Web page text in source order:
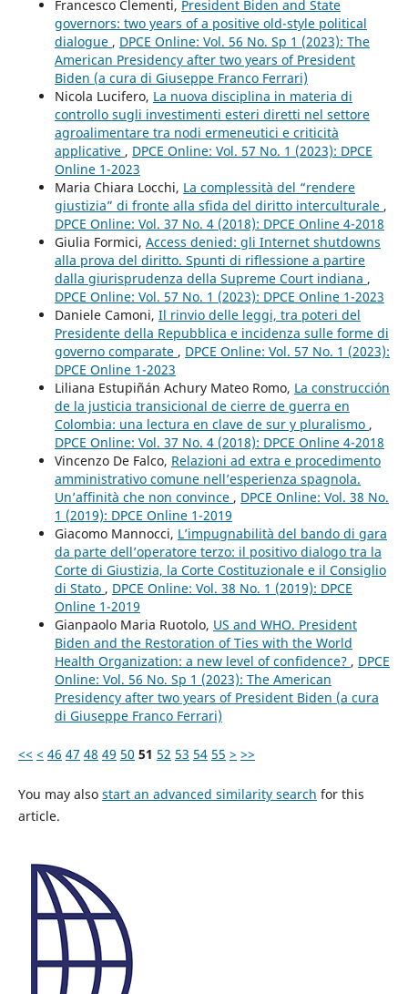
Francesco Clementi, President Biden and State
governors: two years of a positive old-style political
dialogue , DPCE Online: Vol. 56 No. Sp 1 (2023): The
American Presidency after two years of President
Biden (a cura di Giuseppe Franco Ferrari)
Nicola Lucifero, La nuova disciplina in materia di
controllo sugli investimenti esteri diretti nel settore
agroalimentare tra nodi ermeneutici e criticità
applicative , DPCE Online: Vol. 57 No. 1 (2023): DPCE
Online 1-2023
Maria Chiara Locchi, La complessità del “rendere
giustizia” di fronte alla sfida del diritto interculturale ,
DPCE Online: Vol. 37 No. 4 (2018): DPCE Online 4-2018
Giulia Formici, Access denied: gli Internet shutdowns
alla prova del diritto. Spunti di riflessione a partire
dalla giurisprudenza della Supreme Court indiana ,
DPCE Online: Vol. 57 No. 1 (2023): DPCE Online 1-2023
Daniele Camoni, Il rinvio delle leggi, tra poteri del
Presidente della Repubblica e incidenza sulle forme di
governo comparate , DPCE Online: Vol. 57 No. 1 (2023):
DPCE Online 1-2023
Liliana Estupiñán Achury Mateo Romo, La construcción
de la justicia transicional de cierre de guerra en
Colombia: una lectura en clave de sur y pluralismo ,
DPCE Online: Vol. 37 No. 4 (2018): DPCE Online 4-2018
Vincenzo De Falco, Relazioni ad extra e procedimento
amministrativo comune nell’esperienza spagnola.
Un’affinità che non convince , DPCE Online: Vol. 38 No.
1 (2019): DPCE Online 1-2019
Giacomo Mannocci, L’impugnabilità del bando di gara
da parte dell’operatore terzo: il positivo dialogo tra la
Corte di Giustizia, la Corte Costituzionale e il Consiglio
di Stato , DPCE Online: Vol. 38 No. 1 (2019): DPCE
Online 1-2019
Gianpaolo Maria Ruotolo, US and WHO. President
Biden and the Restoration of Ties with the World
Health Organization: a new level of confidence? , DPCE
Online: Vol. 56 No. Sp 1 (2023): The American
Presidency after two years of President Biden (a cura
di Giuseppe Franco Ferrari)
<< < 46 47 48 49 50 51 52 53 54 55 > >>
You may also start an advanced similarity search for this
article.